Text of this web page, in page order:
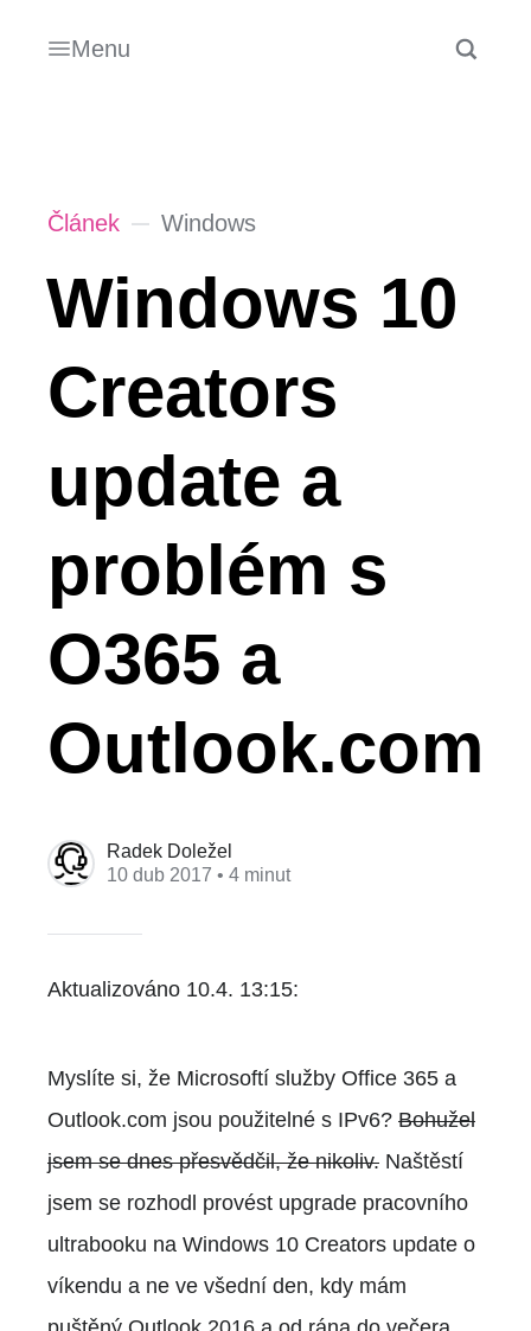
Menu
Článek Windows
Windows 10
Creators
update a
problém s
O365 a
Outlook.com
Radek Doležel
10 dub 2017 • 4 minut
Aktualizováno 10.4. 13:15:
Myslíte si, že Microsoftí služby Office 365 a
Outlook.com jsou použitelné s IPv6? Bohužel
jsem se dnes přesvědčil, že nikoliv. Naštěstí
jsem se rozhodl provést upgrade pracovního
ultrabooku na Windows 10 Creators update o
víkendu a ne ve všední den, kdy mám